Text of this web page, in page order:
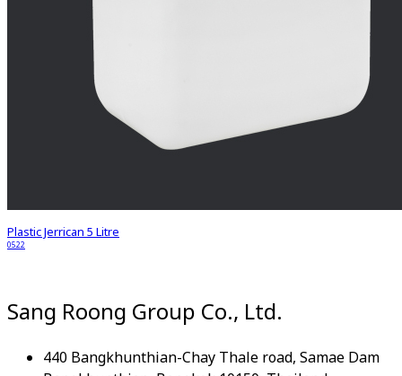
Plastic Jerrican 5 Litre
0522
Sang Roong Group Co., Ltd.
440 Bangkhunthian-Chay Thale road, Samae Dam